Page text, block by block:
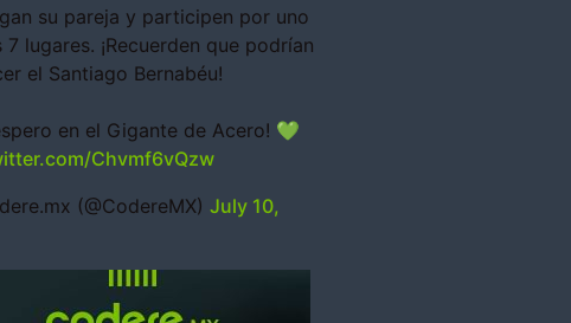
su pareja y participen por uno
7 lugares. ¡Recuerden que podrían
el Santiago Bernabéu!
en el Gigante de Acero! 💚
Chvmf6vQzw
(@CodereMX) July 10,